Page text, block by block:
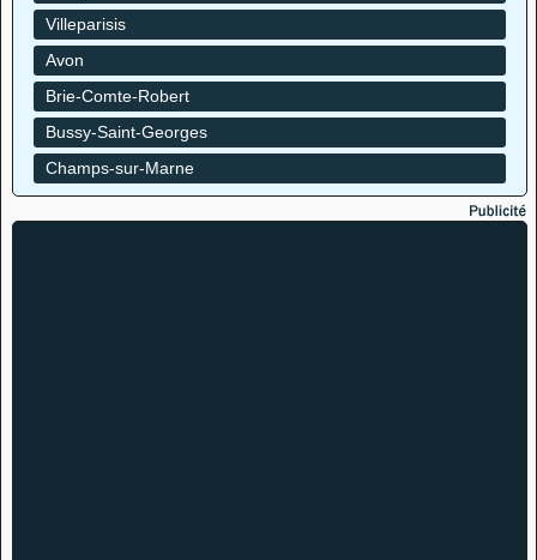
Villeparisis
Avon
Brie-Comte-Robert
Bussy-Saint-Georges
Champs-sur-Marne